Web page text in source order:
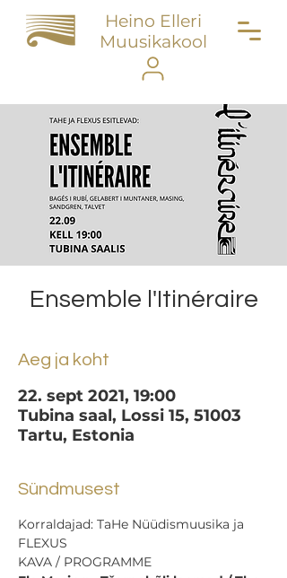
Heino Elleri
Muusikakool
Ensemble l'Itinéraire
Aeg ja koht
22. sept 2021, 19:00
Tubina saal, Lossi 15, 51003
Tartu, Estonia
Sündmusest
Korraldajad: TaHe Nüüdismuusika ja
FLEXUS
KAVA / PROGRAMME